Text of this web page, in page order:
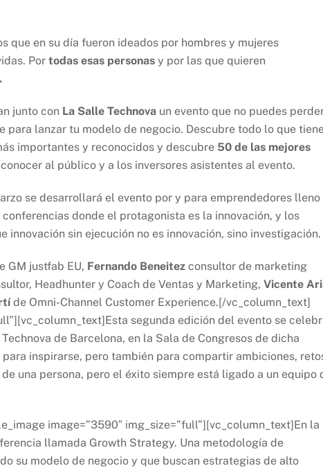
que en su día fueron ideados por hombres y mujeres
Por todas esas personas y por las que quieren
junto con La Salle Technova un evento que no puedes
lanzar tu modelo de negocio. Descubre todo lo que
importantes y reconocidos y descubre 50 de las mejores
al público y a los inversores asistentes al evento.
se desarrollará el evento por y para emprendedores lleno
donde el protagonista es la innovación, y los
sin ejecución no es innovación, sino investigación.
GM justfab EU, Fernando Beneitez consultor de marketing
Headhunter y Coach de Ventas y Marketing, Vicente
de Omni-Channel Customer Experience.[/vc_column_text]
segunda edición del evento se
de Barcelona, en la Sala de Congresos de dicha
inspirarse, pero también para compartir ambiciones,
una persona, pero el éxito siempre está ligado a un equipo
image=”3590″ img_size=”full”][vc_column_text]En la
llamada Growth Strategy. Una metodología de
su modelo de negocio y que buscan estrategias de alto